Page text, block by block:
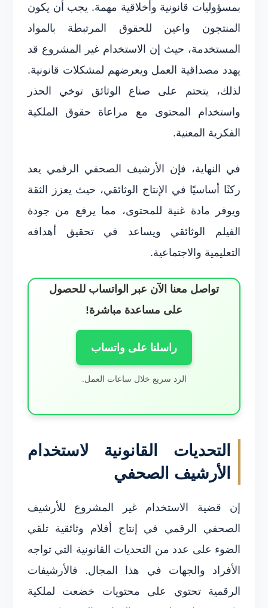
بمسؤوليات قانونية وأخلاقية مهمة. يجب أن يكون
المنتجون واعين للحقوق المرتبطة بالمواد
المستخدمة، حيث إن الاستخدام غير المشروع قد
يهدد مصداقية العمل ويعرضهم لمشكلات قانونية.
لذلك، يتحتم على صناع الوثائق توخي الحذر
واستخدام المحتوى مع مراعاة حقوق الملكية
الفكرية المعنية.
في النهاية، فإن الأرشيف الصحفي الرقمي يعد
ركنًا أساسيًا في الإنتاج الوثائقي، حيث يعزز الثقة
ويوفر مادة غنية للمحتوى، مما يرفع من جودة
الفيلم الوثائقي ويساعد في تحقيق أهدافه
التعليمية والاجتماعية.
تواصل معنا الآن عبر الواتساب للحصول
على مساعدة مباشرة!
راسلنا على واتساب
الرد سريع خلال ساعات العمل.
التحديات القانونية لاستخدام
الأرشيف الصحفي
إن قضية الاستخدام غير المشروع للأرشيف
الصحفي الرقمي في إنتاج أفلام وثائقية تلقي
الضوء على عدد من التحديات القانونية التي تواجه
الأفراد والجهات في هذا المجال. فالأرشيفات
الرقمية تحتوي على محتويات خضعت لملكية